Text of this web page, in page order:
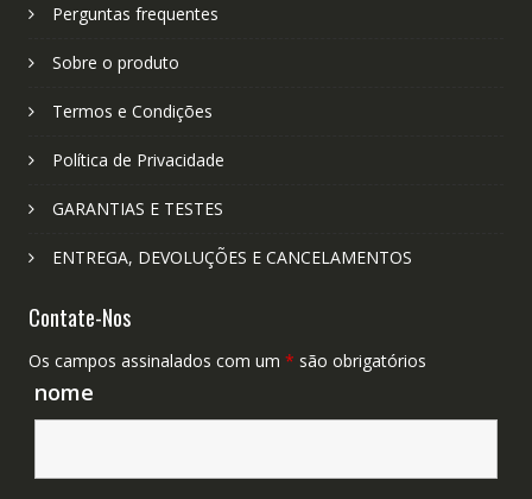
Perguntas frequentes
Sobre o produto
Termos e Condições
Política de Privacidade
GARANTIAS E TESTES
ENTREGA, DEVOLUÇÕES E CANCELAMENTOS
Contate-Nos
Os campos assinalados com um * são obrigatórios
nome